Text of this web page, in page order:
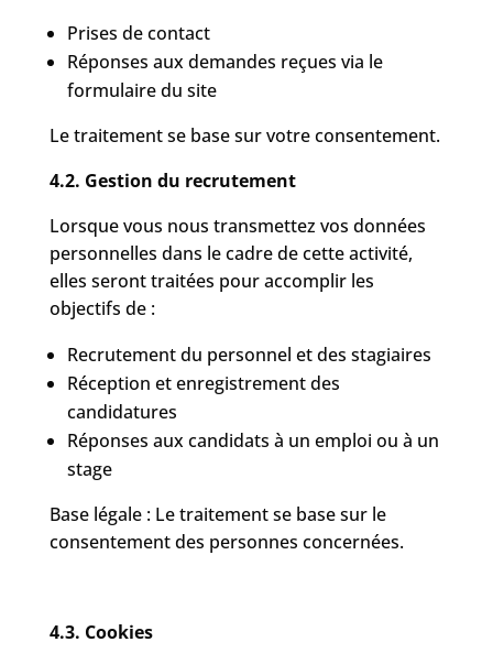
Prises de contact
Réponses aux demandes reçues via le
formulaire du site
Le traitement se base sur votre consentement.
4.2. Gestion du recrutement
Lorsque vous nous transmettez vos données
personnelles dans le cadre de cette activité,
elles seront traitées pour accomplir les
objectifs de :
Recrutement du personnel et des stagiaires
Réception et enregistrement des
candidatures
Réponses aux candidats à un emploi ou à un
stage
Base légale : Le traitement se base sur le
consentement des personnes concernées.
4.3. Cookies